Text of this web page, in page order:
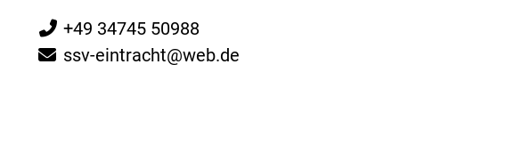
+49 34745 50988
ssv-eintracht@web.de